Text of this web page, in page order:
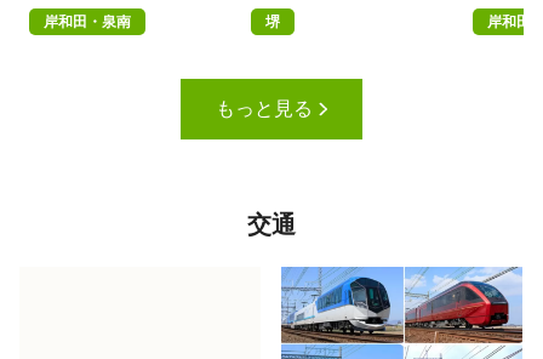
MICE Guide
岸和田・泉南
MICE Guide
堺 岸和田
もっと見る
交通